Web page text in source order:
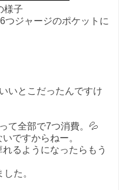
様子
つジャージのポケットに
いとこだったんですけ
て全部で7つ消費。💦
ですからねー。
るようになったらもう
た。